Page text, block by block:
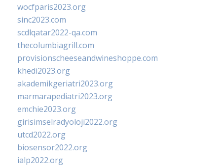
wocfparis2023.org
sinc2023.com
scdlqatar2022-qa.com
thecolumbiagrill.com
provisionscheeseandwineshoppe.com
khedi2023.org
akademikgeriatri2023.org
marmarapediatri2023.org
emchie2023.org
girisimselradyoloji2022.org
utcd2022.org
biosensor2022.org
ialp2022.org